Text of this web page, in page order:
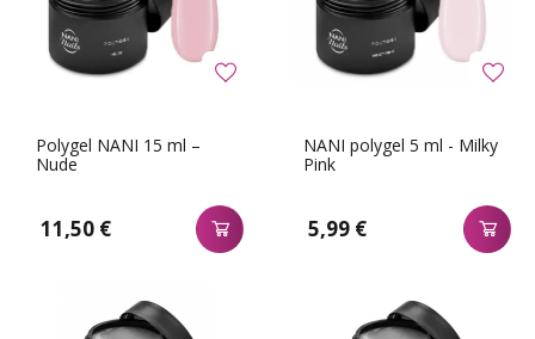
Polygel NANI 15 ml –
Nude
11,50 €
NANI polygel 5 ml - Milky
Pink
5,99 €